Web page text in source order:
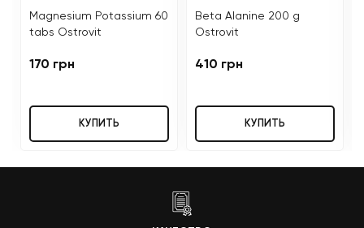
Magnesium Potassium 60
tabs Ostrovit
170 грн
КУПИТЬ
Beta Alanine 200 g
Ostrovit
410 грн
КУПИТЬ